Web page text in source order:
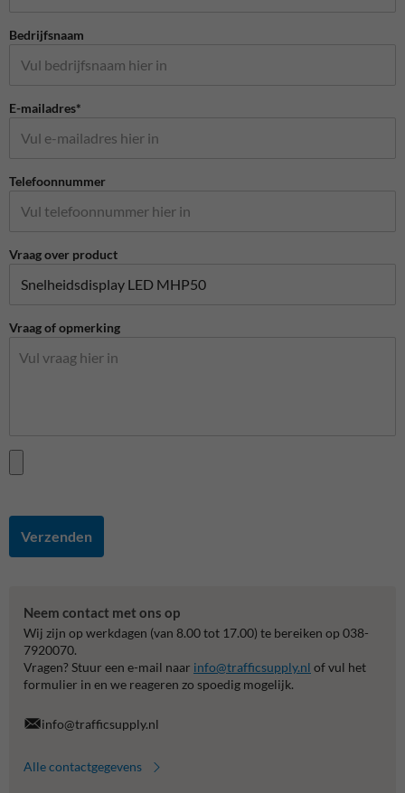
Bedrijfsnaam
E-mailadres*
Telefoonnummer
Vraag over product
Vraag of opmerking
Verzenden
Neem contact met ons op
Wij zijn op werkdagen (van 8.00 tot 17.00) te bereiken op 038-
7920070.
Vragen? Stuur een e-mail naar info@trafficsupply.nl of vul het
formulier in en we reageren zo spoedig mogelijk.
info@trafficsupply.nl
Alle contactgegevens